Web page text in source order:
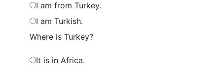
I am from Turkey.
I am Turkish.
Where is Turkey?
It is in Africa.